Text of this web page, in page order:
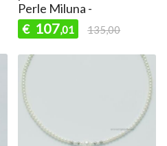
Perle Miluna -
€ 107,01 135,00